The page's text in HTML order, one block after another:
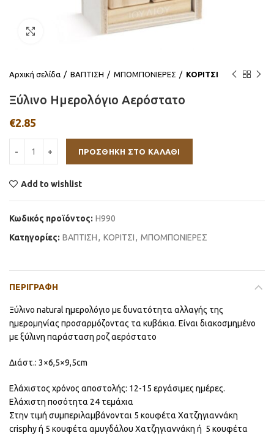
Click to enlarge
Αρχική σελίδα ΒΑΠΤΙΣΗ ΜΠΟΜΠΟΝΙΕΡΕΣ ΚΟΡΙΤΣΙ
Ξύλινο Ημερολόγιο Αερόστατο
€2.85
ΠΡΟΣΘΉΚΗ ΣΤΟ ΚΑΛΆΘΙ
Add to wishlist
Κωδικός προϊόντος: Η990
Κατηγορίες: ΒΑΠΤΙΣΗ, ΚΟΡΙΤΣΙ, ΜΠΟΜΠΟΝΙΕΡΕΣ
ΠΕΡΙΓΡΑΦΉ
Ξύλινο natural ημερολόγιο με δυνατότητα αλλαγής της
ημερομηνίας προσαρμόζοντας τα κυβάκια. Είναι διακοσμημένο
με ξύλινη παράσταση ροζ αερόστατο
Διάστ.: 3×6,5×9,5cm
Ελάχιστος χρόνος αποστολής: 12-15 εργάσιμες ημέρες.
Ελάχιστη ποσότητα 24 τεμάχια
Στην τιμή συμπεριλαμβάνονται 5 κουφέτα Χατζηγιαννάκη
crisphy ή 5 κουφέτα αμυγδάλου Χατζηγιαννάκη ή 5 κουφέτα